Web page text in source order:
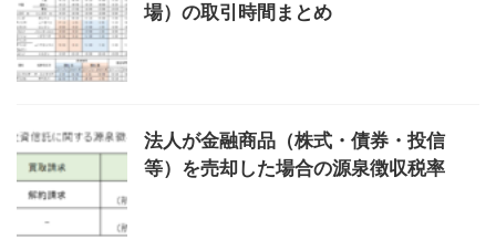
場）の取引時間まとめ
法人が金融商品（株式・債券・投信
等）を売却した場合の源泉徴収税率